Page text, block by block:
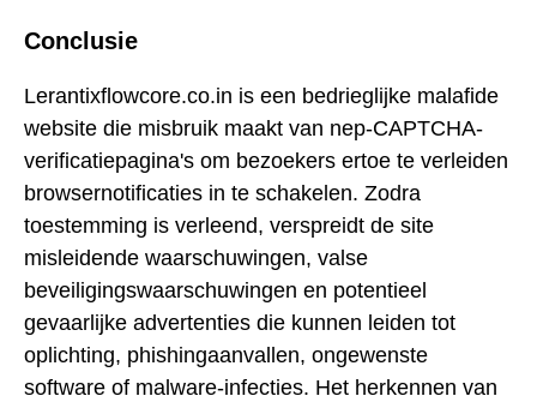
Conclusie
Lerantixflowcore.co.in is een bedrieglijke malafide
website die misbruik maakt van nep-CAPTCHA-
verificatiepagina's om bezoekers ertoe te verleiden
browsernotificaties in te schakelen. Zodra
toestemming is verleend, verspreidt de site
misleidende waarschuwingen, valse
beveiligingswaarschuwingen en potentieel
gevaarlijke advertenties die kunnen leiden tot
oplichting, phishingaanvallen, ongewenste
software of malware-infecties. Het herkennen van